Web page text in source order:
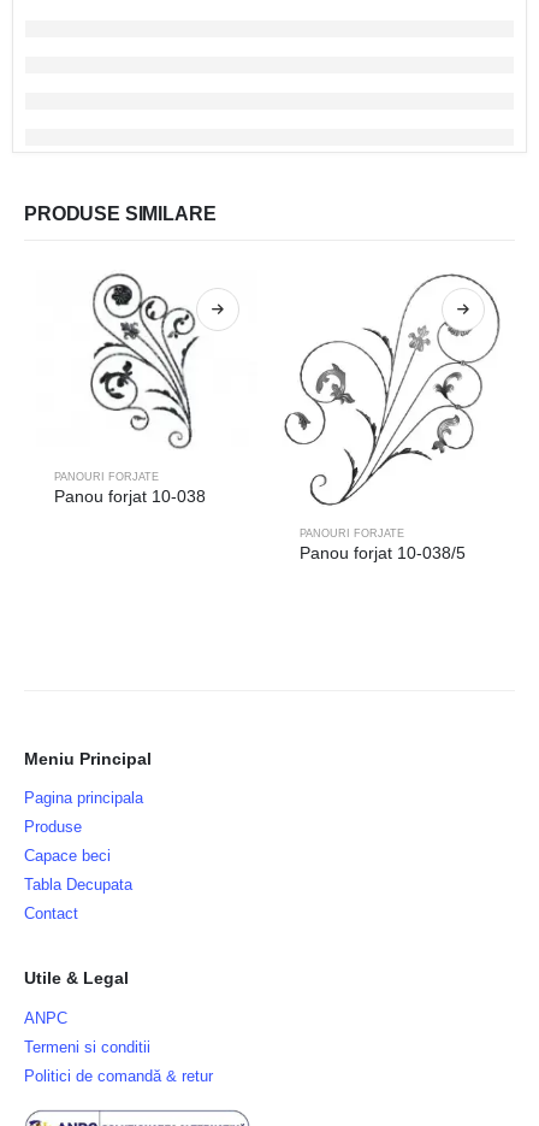
PRODUSE SIMILARE
PANOURI FORJATE
Panou forjat 10-038
PANOURI FORJATE
Panou forjat 10-038/5
Meniu Principal
Pagina principala
Produse
Capace beci
Tabla Decupata
Contact
Utile & Legal
ANPC
Termeni si conditii
Politici de comandă & retur